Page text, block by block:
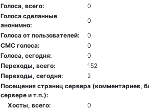
Голоса, всего:
0
Голоса сделанные
анонимно:
0
Голоса от пользователей:
0
СМС голоса:
0
Голоса, сегодня:
0
Переходы, всего:
152
Переходы, сегодня:
2
Посещения страниц сервера (комментариев,
сервере и т.п.):
Хосты, всего:
0